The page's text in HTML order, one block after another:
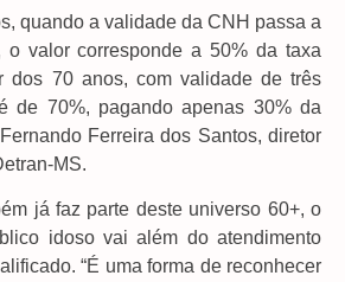
quando a validade da CNH passa a
valor corresponde a 50% da taxa
dos 70 anos, com validade de três
de 70%, pagando apenas 30% da
Ferreira dos Santos, diretor
MS.
já faz parte deste universo 60+, o
idoso vai além do atendimento
“É uma forma de reconhecer